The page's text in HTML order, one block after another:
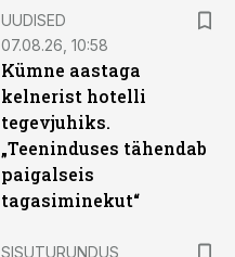
UUDISED
07.08.26, 10:58
Kümne aastaga
kelnerist hotelli
tegevjuhiks.
„Teeninduses tähendab
paigalseis
tagasiminekut“
SISUTURUNDUS